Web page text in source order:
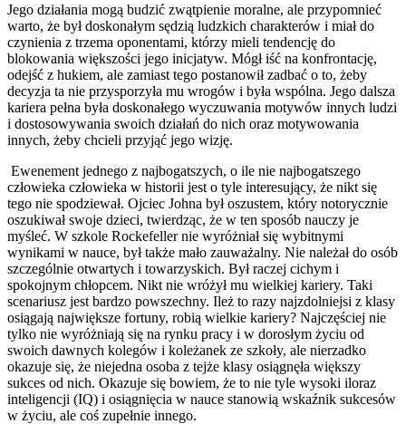
Jego działania mogą budzić zwątpienie moralne, ale przypomnieć
warto, że był doskonałym sędzią ludzkich charakterów i miał do
czynienia z trzema oponentami, którzy mieli tendencję do
blokowania większości jego inicjatyw. Mógł iść na konfrontację,
odejść z hukiem, ale zamiast tego postanowił zadbać o to, żeby
decyzja ta nie przysporzyła mu wrogów i była wspólna. Jego dalsza
kariera pełna była doskonałego wyczuwania motywów innych ludzi
i dostosowywania swoich działań do nich oraz motywowania
innych, żeby chcieli przyjąć jego wizję.
Ewenement jednego z najbogatszych, o ile nie najbogatszego
człowieka człowieka w historii jest o tyle interesujący, że nikt się
tego nie spodziewał. Ojciec Johna był oszustem, który notorycznie
oszukiwał swoje dzieci, twierdząc, że w ten sposób nauczy je
myśleć. W szkole Rockefeller nie wyróżniał się wybitnymi
wynikami w nauce, był także mało zauważalny. Nie należał do osób
szczególnie otwartych i towarzyskich. Był raczej cichym i
spokojnym chłopcem. Nikt nie wróżył mu wielkiej kariery. Taki
scenariusz jest bardzo powszechny. Ileż to razy najzdolniejsi z klasy
osiągają największe fortuny, robią wielkie kariery? Najczęściej nie
tylko nie wyróżniają się na rynku pracy i w dorosłym życiu od
swoich dawnych kolegów i koleżanek ze szkoły, ale nierzadko
okazuje się, że niejedna osoba z tejże klasy osiągnęła większy
sukces od nich. Okazuje się bowiem, że to nie tyle wysoki iloraz
inteligencji (IQ) i osiągnięcia w nauce stanowią wskaźnik sukcesów
w życiu, ale coś zupełnie innego.